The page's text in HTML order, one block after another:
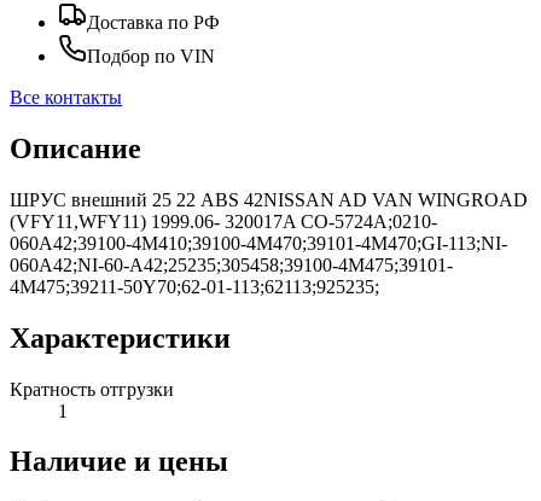
Доставка по РФ
Подбор по VIN
Все контакты
Описание
ШРУС внешний 25 22 ABS 42NISSAN AD VAN WINGROAD
(VFY11,WFY11) 1999.06- 320017A CO-5724A;0210-
060A42;39100-4M410;39100-4M470;39101-4M470;GI-113;NI-
060A42;NI-60-A42;25235;305458;39100-4M475;39101-
4M475;39211-50Y70;62-01-113;62113;925235;
Характеристики
Кратность отгрузки
1
Наличие и цены